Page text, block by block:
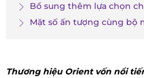
Bổ sung thêm lựa chọn
Mặt số ấn tượng cùng bộ
Thương hiệu Orient vốn nổi